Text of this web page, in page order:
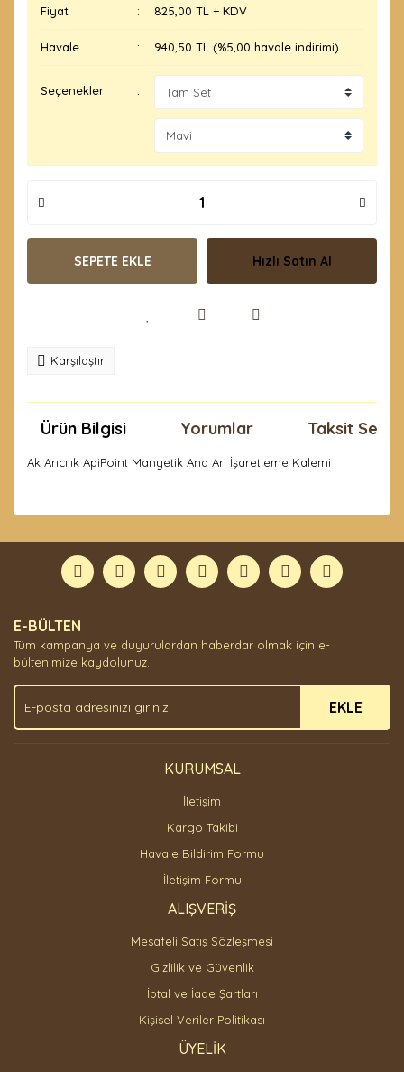
Fiyat 825,00 TL + KDV
Havale 940,50 TL (%5,00 havale indirimi)
Seçenekler
SEPETE EKLE Hızlı Satın Al
Karşılaştır
Ürün Bilgisi Yorumlar Taksit
Ak Arıcılık ApiPoint Manyetik Ana Arı İşaretleme Kalemi
Yorum Yaz
formunu kullanarak tarafımıza iletebilirsiniz.
Görüş ve önerileriniz için teşekkür ederiz.
Ürün açıklamasında eksik bilgiler bulunuyor.
Ürün bilgilerinde hatalar bulunuyor.
Ürün fiyatı diğer sitelerden daha pahalı.
Bu ürüne benzer farklı alternatifler olmalı.
Gönder
E-BÜLTEN
Tüm kampanya ve duyurulardan haberdar olmak için e-
bültenimize kaydolunuz.
EKLE
KURUMSAL
İletişim
Kargo Takibi
Havale Bildirim Formu
İletişim Formu
ALIŞVERİŞ
Mesafeli Satış Sözleşmesi
Gizlilik ve Güvenlik
İptal ve İade Şartları
Kişisel Veriler Politikası
ÜYELİK